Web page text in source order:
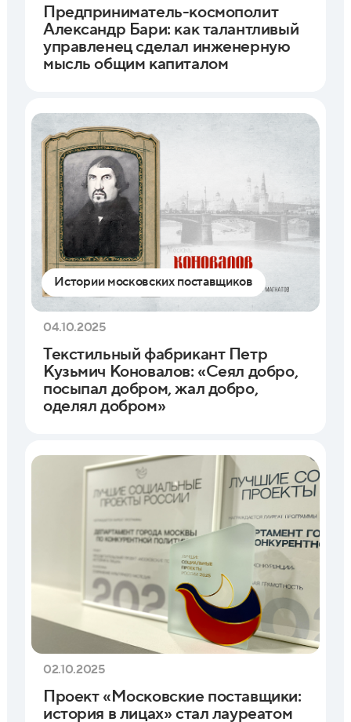
Предприниматель-космополит
Александр Бари: как талантливый
управленец сделал инженерную
мысль общим капиталом
Истории московских поставщиков
04.10.2025
Текстильный фабрикант Петр
Кузьмич Коновалов: «Сеял добро,
посыпал добром, жал добро,
оделял добром»
02.10.2025
Проект «Московские поставщики:
история в лицах» стал лауреатом